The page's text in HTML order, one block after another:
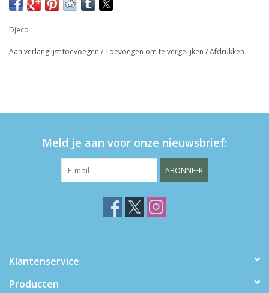
Djeco
Aan verlanglijst toevoegen /Toevoegen om te vergelijken /Afdrukken
Meld je aan voor onze nieuwsbrief:
ABONNEER
Klantenservice
Producten